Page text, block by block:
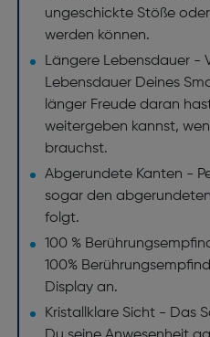
ungeschickte Stöße
werden können.
Längere Lebensdauer -
Lebensdauer Deines
länger Freude daran
weitergeben kannst,
brauchst.
Abgerundete Kanten -
sogar den
folgt.
100 %
100%
Display an.
Kristallklare Sicht - Das